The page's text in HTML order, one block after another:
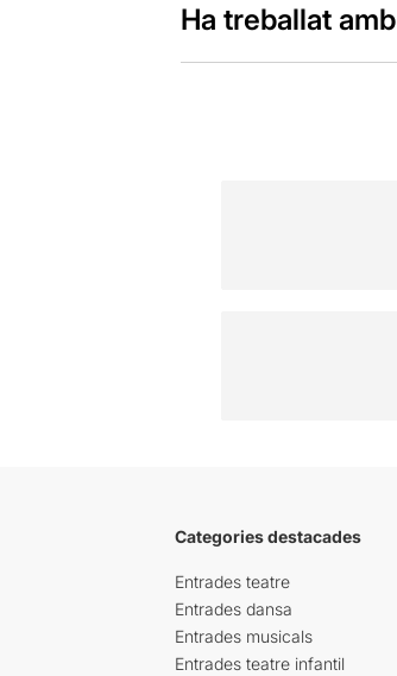
Ha treballat amb
Categories destacades
Entrades teatre
Entrades dansa
Entrades musicals
Entrades teatre infantil